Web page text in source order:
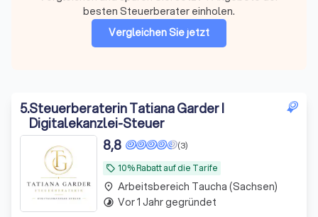
besten Steuerberater einholen.
Vergleichen Sie jetzt
5.Steuerberaterin Tatiana Garder I
Digitalekanzlei-Steuer
local_offer 10% Rabatt auf die Tarife
(3)
8,8
place Arbeitsbereich Taucha (Sachsen)
timelapse Vor 1 Jahr gegründet